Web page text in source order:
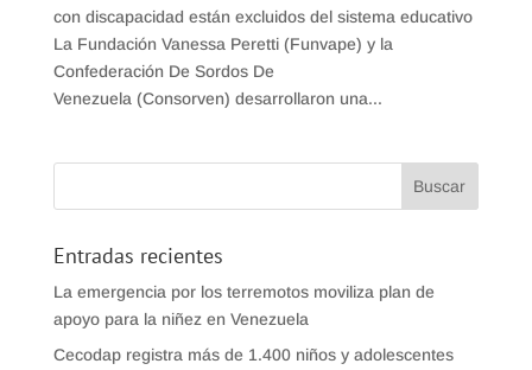
con discapacidad están excluidos del sistema educativo
La Fundación Vanessa Peretti (Funvape) y la
Confederación De Sordos De
Venezuela (Consorven) desarrollaron una...
Entradas recientes
La emergencia por los terremotos moviliza plan de
apoyo para la niñez en Venezuela
Cecodap registra más de 1.400 niños y adolescentes